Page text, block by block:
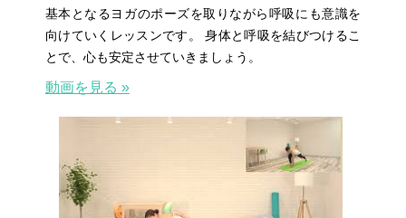
基本となるヨガのポーズを取りながら呼吸にも意識を
向けていくレッスンです。 身体と呼吸を結びつけるこ
とで、心も安定させていきましょう。
動画を見る »